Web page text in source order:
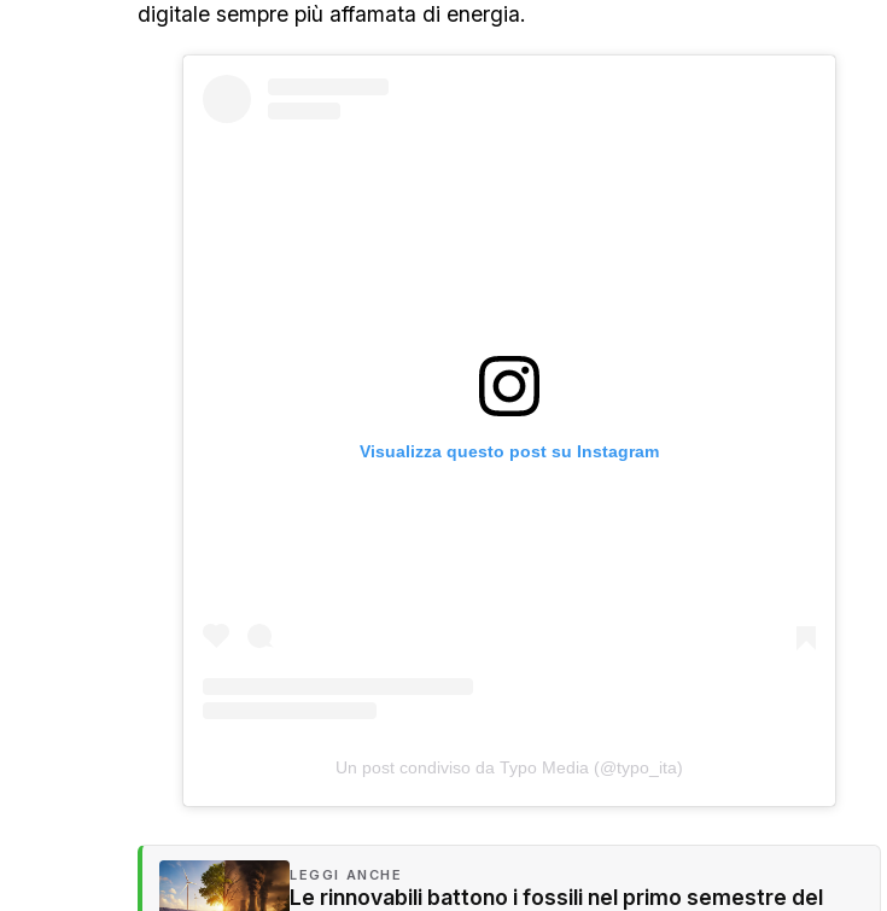
digitale sempre più affamata di energia.
Visualizza questo post su Instagram
Un post condiviso da Typo Media (@typo_ita)
LEGGI ANCHE
Le rinnovabili battono i fossili nel primo semestre del